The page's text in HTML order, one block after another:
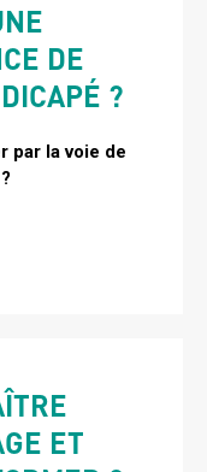
DE
?
par la voie de
ET